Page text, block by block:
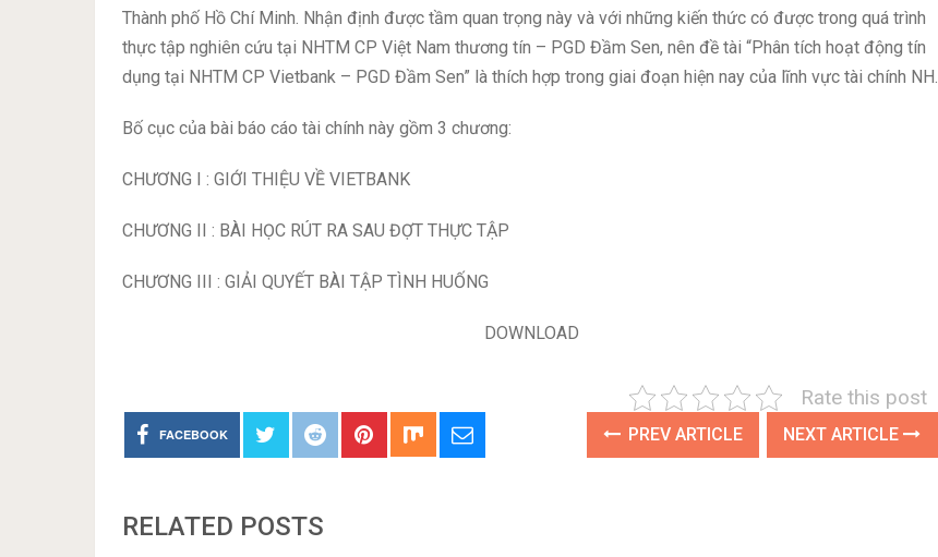
Thành phố Hồ Chí Minh. Nhận định được tầm quan trọng này và với những kiến thức có được trong quá trình
thực tập nghiên cứu tại NHTM CP Việt Nam thương tín – PGD Đầm Sen, nên đề tài “Phân tích hoạt động tín
dụng tại NHTM CP Vietbank – PGD Đầm Sen” là thích hợp trong giai đoạn hiện nay của lĩnh vực tài chính NH.
Bố cục của bài báo cáo tài chính này gồm 3 chương:
CHƯƠNG I : GIỚI THIỆU VỀ VIETBANK
CHƯƠNG II : BÀI HỌC RÚT RA SAU ĐỢT THỰC TẬP
CHƯƠNG III : GIẢI QUYẾT BÀI TẬP TÌNH HUỐNG
DOWNLOAD
Rate this post
FACEBOOK PREV ARTICLE NEXT ARTICLE
RELATED POSTS